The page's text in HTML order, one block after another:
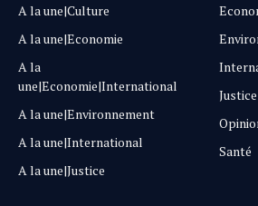
A la une|Culture
A la une|Economie
A la
une|Economie|International
A la une|Environnement
A la une|International
A la une|Justice
Justice
Santé